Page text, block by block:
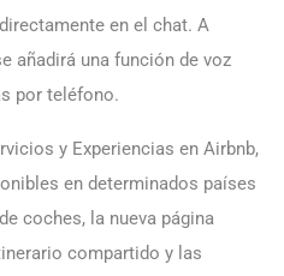
en el chat. A
añadirá una función de voz
por teléfono.
y Experiencias en Airbnb,
en determinados países
coches, la nueva página
compartido y las